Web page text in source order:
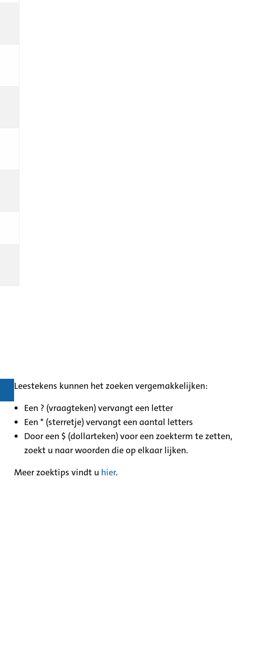
Leestekens kunnen het zoeken vergemakkelijken:
Een ? (vraagteken) vervangt een letter
Een * (sterretje) vervangt een aantal letters
Door een $ (dollarteken) voor een zoekterm te zetten,
zoekt u naar woorden die op elkaar lijken.
Meer zoektips vindt u hier.